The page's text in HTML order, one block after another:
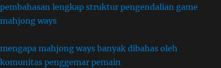
pembahasan lengkap struktur pengendalian game
mahjong ways
mengapa mahjong ways banyak dibahas oleh
komunitas penggemar pemain